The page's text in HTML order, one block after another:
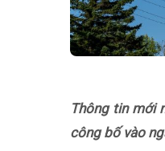
Thông tin mới
công bố vào